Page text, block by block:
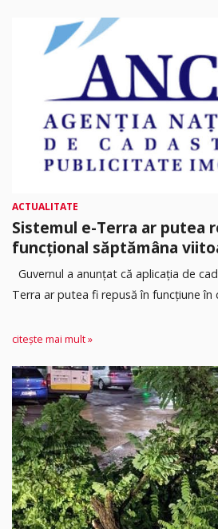
ACTUALITATE
Sistemul e-Terra ar putea
funcțional săptămâna
Guvernul a anunțat că aplicația de
Terra ar putea fi repusă în funcțiune în
citește mai mult »